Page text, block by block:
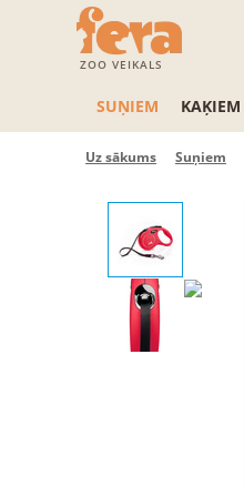
ZOO VEIKALS
SUŅIEM KAĶIEM
Uz sākums Suņiem